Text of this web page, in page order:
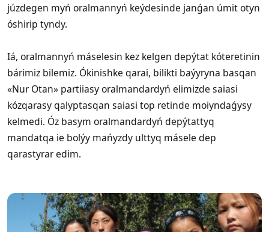
júzdegen myń oralmannyń keýdesinde janǵan úmit otyn
óshirip tyndy.
Iá, oralmannyń máselesin kez kelgen depýtat kóteretinin
bárimiz bilemiz. Ókinishke qarai, bilikti baýyryna basqan
«Nur Otan» partiiasy oralmandardyń elimizde saiasi
kózqarasy qalyptasqan saiasi top retinde moiyndaǵysy
kelmedi. Óz basym oralmandardyń depýtattyq
mandatqa ie bolýy mańyzdy ulttyq másele dep
qarastyrar edim.